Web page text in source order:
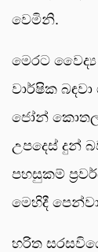
වෙමිනි.
මෙරට වෛද්‍ය
වාර්ෂික
ජෝන්
උපදෙස් දුන්
පහසුකම්
මෙහිදී
හරිත